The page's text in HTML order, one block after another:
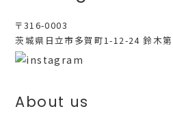
〒316-0003
茨城県日立市多賀町1-12-24 鈴木第
About us